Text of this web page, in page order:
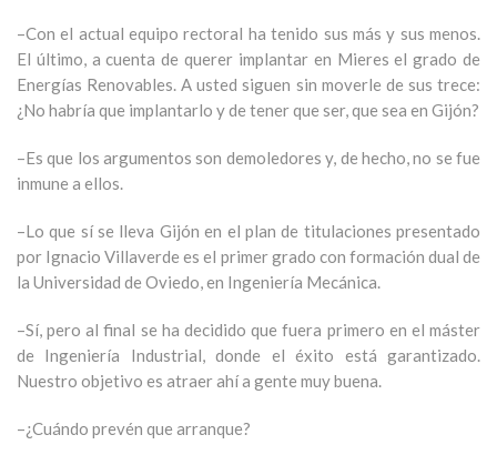
–Con el actual equipo rectoral ha tenido sus más y sus menos.
El último, a cuenta de querer implantar en Mieres el grado de
Energías Renovables. A usted siguen sin moverle de sus trece:
¿No habría que implantarlo y de tener que ser, que sea en Gijón?
–Es que los argumentos son demoledores y, de hecho, no se fue
inmune a ellos.
–Lo que sí se lleva Gijón en el plan de titulaciones presentado
por Ignacio Villaverde es el primer grado con formación dual de
la Universidad de Oviedo, en Ingeniería Mecánica.
–Sí, pero al final se ha decidido que fuera primero en el máster
de Ingeniería Industrial, donde el éxito está garantizado.
Nuestro objetivo es atraer ahí a gente muy buena.
–¿Cuándo prevén que arranque?